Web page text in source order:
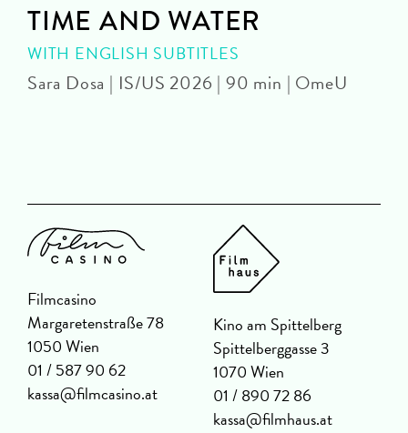
TIME AND WATER
WITH ENGLISH SUBTITLES
Sara Dosa | IS/US 2026 | 90 min | OmeU
Filmcasino
Margaretenstraße 78
1050 Wien
01 / 587 90 62
kassa@filmcasino.at
Kino am Spittelberg
Spittelberggasse 3
1070 Wien
01 / 890 72 86
kassa@filmhaus.at